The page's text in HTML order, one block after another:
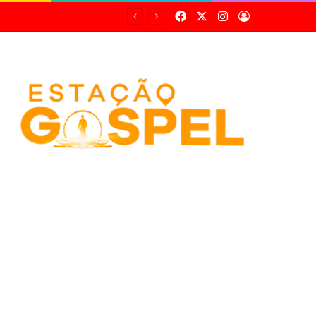
FacebookInstagram
Entrar